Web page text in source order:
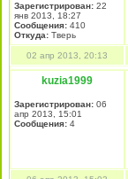
Зарегистрирован: 22
янв 2013, 18:27
Сообщения: 410
Откуда: Тверь
02 апр 2013, 20:13
kuzia1999
Зарегистрирован: 06
апр 2013, 15:01
Сообщения: 4